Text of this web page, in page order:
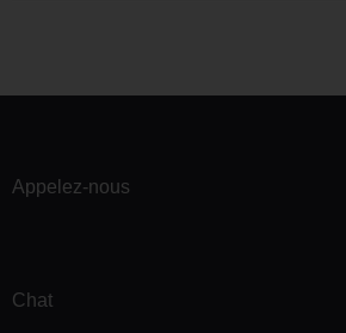
Appelez-nous
Chat